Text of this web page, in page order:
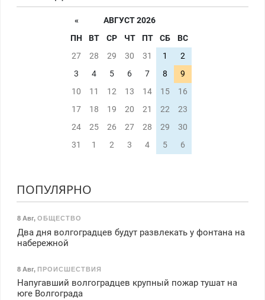
«
АВГУСТ 2026
ПН
ВТ СР ЧТ ПТ СБ
ВС
27
28 29 30 31 1
2
3
4 5 6 7 8
9
10
11 12 13 14 15
16
17
18 19 20 21 22
23
24
25 26 27 28 29
30
31
1 2 3 4 5 6
ПОПУЛЯРНО
8 Авг, ОБЩЕСТВО
Два дня волгоградцев будут развлекать у фонтана на
набережной
8 Авг, ПРОИСШЕСТВИЯ
Напугавший волгоградцев крупный пожар тушат на
юге Волгограда